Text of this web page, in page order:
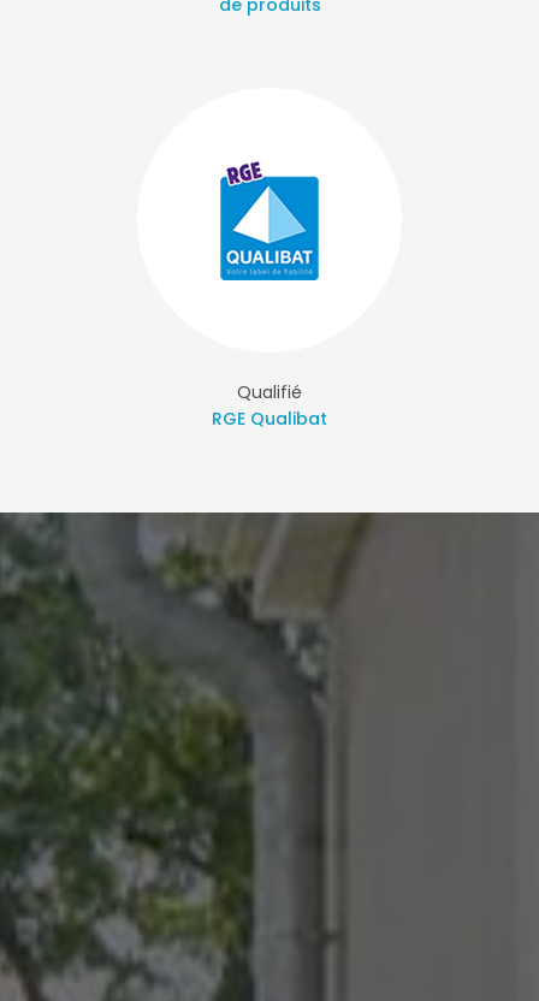
Qualifié
RGE Qualibat